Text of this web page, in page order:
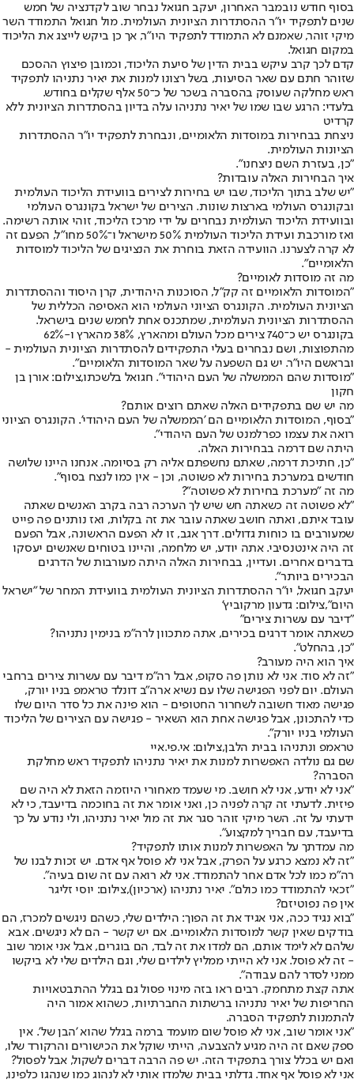
בסוף חודש נובמבר האחרון, יעקב חגואל נבחר שוב לקדנציה של חמש
שנים לתפקיד יו"ר ההסתדרות הציונית העולמית. מול חגואל התמודד השר
מיקי זוהר, שאמנם לא התמודד לתפקיד היו"ר, אך כן ביקש לייצג את הליכוד
במקום חגואל.
קדם לכך קרב עיקש בבית הדין של סיעת הליכוד, וכמובן פיצוץ ההסכם
שזוהר חתם עם שאר הסיעות, בשל רצונו למנות את יאיר נתניהו לתפקיד
ראש מחלקה שעוסק בהסברה בשכר של כ־50 אלף שקלים בחודש.
בלעדי: הרגע שבו שמו של יאיר נתניהו עלה בדיון בהסתדרות הציונית ללא
קרדיט
ניצחת בבחירות במוסדות הלאומיים, ונבחרת לתפקיד יו"ר ההסתדרות
הציונות העולמית.
"כן, בעזרת השם ניצחנו".
איך הבחירות האלה עובדות?
"יש שלב בתוך הליכוד, שבו יש בחירות לצירים בוועידת הליכוד העולמית
ובקונגרס העולמי בארצות שונות. הצירים של ישראל בקונגרס העולמי
ובוועידת הליכוד העולמית נבחרים על ידי מרכז הליכוד, זוהי אותה רשימה.
ואז מורכבת ועידת הליכוד העולמית 50% מישראל ו־50% מחו"ל, הפעם זה
לא קרה לצערנו. הוועידה הזאת בוחרת את הנציגים של הליכוד למוסדות
הלאומיים".
מה זה מוסדות לאומיים?
"המוסדות הלאומיים זה קק"ל, הסוכנות היהודית, קרן היסוד וההסתדרות
הציונית העולמית. הקונגרס הציוני העולמי הוא האסיפה הכללית של
ההסתדרות הציונית העולמית, שמתכנס אחת לחמש שנים בישראל.
בקונגרס יש כ־740 צירים מכל העולם ומהארץ, 38% מהארץ ו-62%
מהתפוצות, ושם נבחרים בעלי התפקידים להסתדרות הציונית העולמית -
ובראשם היו"ר. יש גם השפעה על שאר המוסדות הלאומיים".
"מוסדות שהם הממשלה של העם היהודי". חגואל בלשכתו,צילום: אורן בן
חקון
מה יש שם בתפקידים האלה שאתם רוצים אותם?
"בסוף, המוסדות הלאומיים הם 'הממשלה של העם היהודי'. הקונגרס הציוני
רואה את עצמו כפרלמנט של העם היהודי".
היתה שם דרמה בבחירות האלה.
"כן, חתיכת דרמה, שאתם נחשפתם אליה רק בסיומה. אנחנו היינו שלושה
חודשים במערכת בחירות לא פשוטה, וכן - אין כמו לנצח בסוף".
מה זה "מערכת בחירות לא פשוטה"?
"לא פשוטה זה כשאתה חש שיש לך הערכה רבה בקרב האנשים שאתה
עובד איתם, ואתה חושב שאתה עובר את זה בקלות, ואז נותנים פה פייט
שמעורבים בו כוחות גדולים. דרך אגב, זו לא הפעם הראשונה, אבל הפעם
זה היה אינטנסיבי. אתה יודע, יש מלחמה, והיינו בטוחים שאנשים יעסקו
בדברים אחרים. ועדיין, בבחירות האלה היתה מעורבות של הדרגים
הבכירים ביותר".
יעקב חגואל, יו"ר ההסתדרות הציונית העולמית בוועידת המחר של "ישראל
היום",צילום: גדעון מרקוביץ'
"דיבר עם עשרות צירים"
כשאתה אומר דרגים בכירים, אתה מתכוון לרה"מ בנימין נתניהו?
"כן, בהחלט".
איך הוא היה מעורב?
"זה לא סוד. אני לא נותן פה סקופ, אבל רה"מ דיבר עם עשרות צירים ברחבי
העולם. יום לפני הפגישה שלו עם נשיא ארה"ב דונלד טראמפ בניו יורק,
פגישה מאוד חשובה לשחרור החטופים - הוא פינה את כל סדר היום שלו
כדי להתכונן, אבל פגישה אחת הוא השאיר - פגישה עם הצירים של הליכוד
העולמי בניו יורק".
טראמפ ונתניהו בבית הלבן,צילום: אי.פי.איי
שם גם נולדה האפשרות למנות את יאיר נתניהו לתפקיד ראש מחלקת
הסברה?
"אני לא יודע, אני לא חושב. מי שעמד מאחורי היוזמה הזאת לא היה שם
פיזית. לדעתי זה קרה לפניה כן, ואני אומר את זה בחוכמה בדיעבד, כי לא
ידעתי על זה. השר מיקי זוהר סגר את זה מול יאיר נתניהו, ולי נודע על כך
בדיעבד, עם חבריך למקצוע".
מה עמדתך על האפשרות למנות אותו לתפקיד?
"זה לא נמצא כרגע על הפרק, אבל אני לא פוסל אף אדם. יש זכות לבנו של
רה"מ כמו לכל אדם אחר להתמודד. אני לא רואה עם זה שום בעיה".
"זכאי להתמודד כמו כולם". יאיר נתניהו (ארכיון),צילום: יוסי זליגר
אין פה נפוטיזם?
"בוא נגיד ככה, אני אגיד את זה הפוך: הילדים שלי, כשהם ניגשים למכרז, הם
בודקים שאין קשר למוסדות הלאומיים. אם יש קשר - הם לא ניגשים. אבא
שלהם לא לימד אותם, הם למדו את זה לבד, הם בוגרים, אבל אני אומר שוב
- זה לא פוסל. אני לא הייתי ממליץ לילדים שלי, וגם הילדים שלי לא ביקשו
ממני לסדר להם עבודה".
אתה קצת מתחמק. רבים ראו בזה מינוי פסול גם בגלל ההתבטאויות
החריפות של יאיר נתניהו ברשתות החברתיות, כשהוא אמור היה
להתמנות לתפקיד הסברה.
"אני אומר שוב, אני לא פוסל שום מועמד ברמה בגלל שהוא 'הבן של'. אין
ספק שאם זה היה מגיע להצבעה, הייתי שוקל את הכישורים והרקורד שלו,
ואם יש בכלל צורך בתפקיד הזה. יש פה הרבה דברים לשקול, אבל לפסול?
אני לא פוסל אף אחד. גדלתי בבית שלמדו אותי לא לנהוג כמו שנהגו כלפינו,